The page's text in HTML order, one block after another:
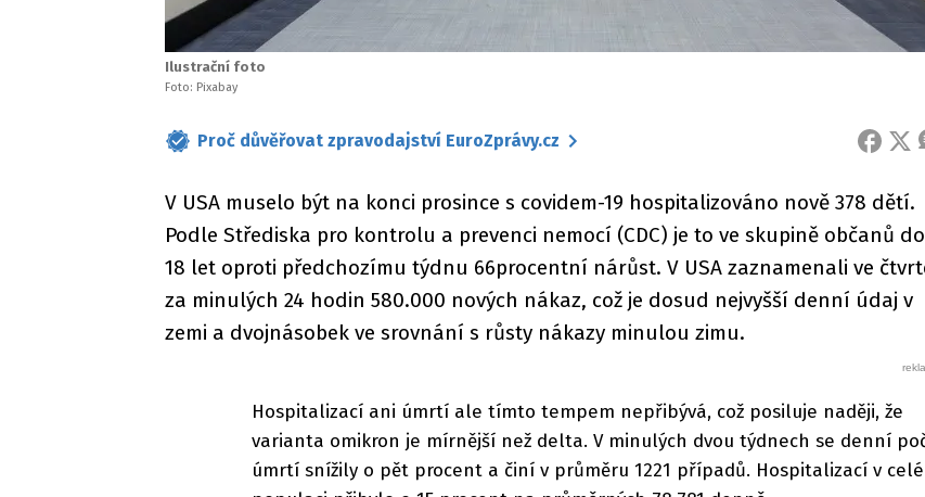
Ilustrační foto
Foto: Pixabay
Proč důvěřovat zpravodajství EuroZprávy.cz X
V USA muselo být na konci prosince s covidem-19 hospitalizováno nově 378 dětí.
Podle Střediska pro kontrolu a prevenci nemocí (CDC) je to ve skupině občanů do
18 let oproti předchozímu týdnu 66procentní nárůst. V USA zaznamenali ve
za minulých 24 hodin 580.000 nových nákaz, což je dosud nejvyšší denní údaj v
zemi a dvojnásobek ve srovnání s růsty nákazy minulou zimu.
Hospitalizací ani úmrtí ale tímto tempem nepřibývá, což posiluje naději, že
varianta omikron je mírnější než delta. V minulých dvou týdnech se denní
úmrtí snížily o pět procent a činí v průměru 1221 případů. Hospitalizací v celé